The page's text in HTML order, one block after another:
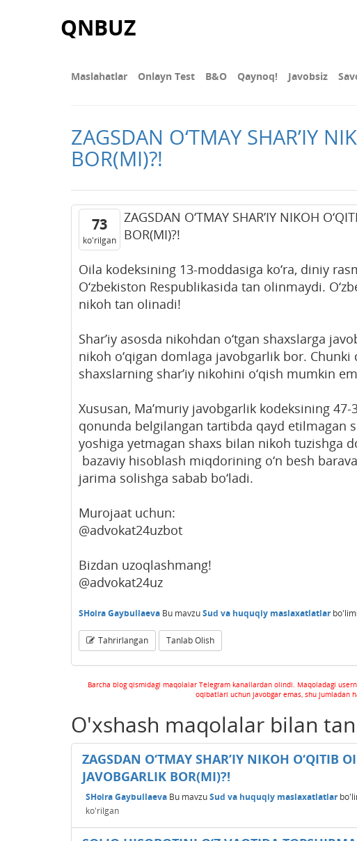
QNBUZ
Maslahatlar Onlayn Test В&О Qaynoq! Javobsiz
ZAGSDAN O‘TMAY SHAR’IY
BOR(MI)?!
73
ko'rilgan
ZAGSDAN O‘TMAY SHAR’IY NIKOH
BOR(MI)?!
Oila kodeksining 13-moddasiga ko‘ra, diniy
O‘zbekiston Respublikasida tan olinmaydi.
nikoh tan olinadi!
Shar’iy asosda nikohdan o‘tgan shaxslarga
nikoh o‘qigan domlaga javobgarlik bor.
shaxslarning shar’iy nikohini o‘qish mumkin
Xususan, Ma’muriy javobgarlik kodeksining
qonunda belgilangan tartibda qayd etilmagan
yoshiga yetmagan shaxs bilan nikoh tuzishga
bazaviy hisoblash miqdorining o‘n besh
jarima solishga sabab bo‘ladi.
Murojaat uchun:
@advokat24uzbot
Bizdan uzoqlashmang!
@advokat24uz
SHoira Gaybullaeva Bu mavzuSud va huquqiy maslaxatlatlar
Tahrirlangan Tanlab Olish
Barcha blog qismidagi maqolalar Telegram kanallardan olindi. Maqoladagi
oqibatlari uchun javobgar emas, shu jumladan
O'xshash maqolalar bilan
ZAGSDAN O‘TMAY SHAR’IY NIKOH O‘QITIB
JAVOBGARLIK BOR(MI)?!
SHoira Gaybullaeva Bu mavzuSud va huquqiy maslaxatlatlar
ko'rilgan